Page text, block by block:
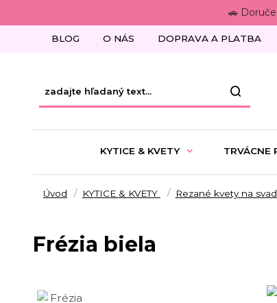
🚗
BLOG O NÁS DOPRAVA A PLATBA
KYTICE & KVETY TRVÁCNE
Úvod KYTICE & KVETY Rezané kvety na
Frézia biela